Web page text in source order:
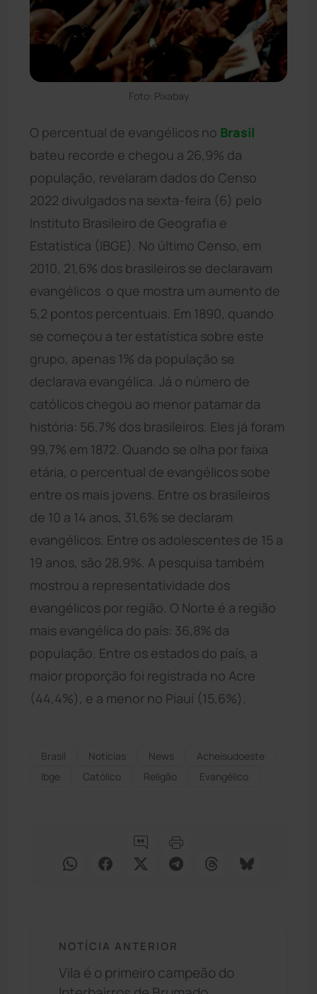
Foto: Pixabay
O percentual de evangélicos no Brasil
bateu recorde e chegou a 26,9% da
população, revelaram dados do Censo
2022 divulgados na sexta-feira (6) pelo
Instituto Brasileiro de Geografia e
Estatística (IBGE). No último Censo, em
2010, 21,6% dos brasileiros se declaravam
evangélicos  o que mostra um aumento de
5,2 pontos percentuais. Em 1890, quando
se começou a ter estatística sobre este
grupo, apenas 1% da população se
declarava evangélica. Já o número de
católicos chegou ao menor patamar da
história: 56,7% dos brasileiros. Eles já foram
99,7% em 1872. Quando se olha por faixa
etária, o percentual de evangélicos sobe
entre os mais jovens. Entre os brasileiros
de 10 a 14 anos, 31,6% se declaram
evangélicos. Entre os adolescentes de 15 a
19 anos, são 28,9%. A pesquisa também
mostrou a representatividade dos
evangélicos por região. O Norte é a região
mais evangélica do país: 36,8% da
população. Entre os estados do país, a
maior proporção foi registrada no Acre
(44,4%), e a menor no Piauí (15,6%).
Brasil Notícias News
Acheisudoeste
Ibge
Católico Religão Evangélico
NOTÍCIA ANTERIOR
Vila é o primeiro campeão do